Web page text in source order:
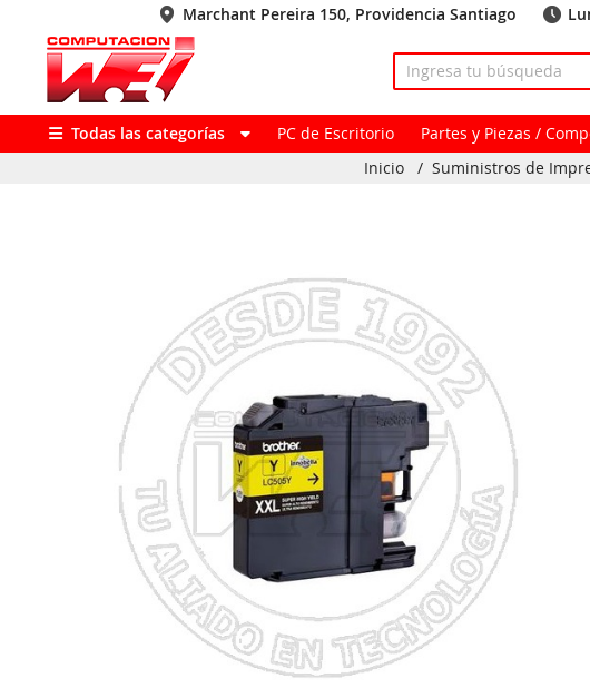
Marchant Pereira 150, Providencia Santiago
Todas las categorías PC de Escritorio Partes y Piezas /
Inicio
/ Suministros de